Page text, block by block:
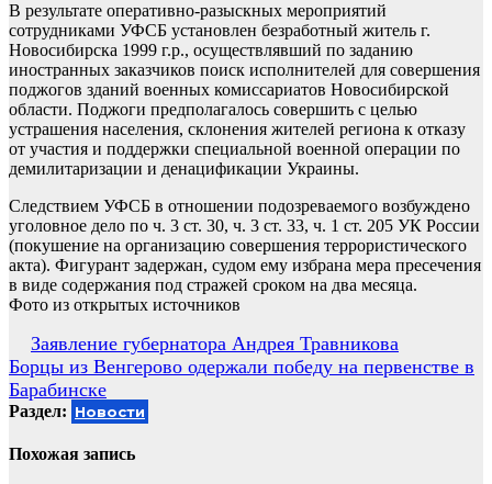
В результате оперативно-разыскных мероприятий
сотрудниками УФСБ установлен безработный житель г.
Новосибирска 1999 г.р., осуществлявший по заданию
иностранных заказчиков поиск исполнителей для совершения
поджогов зданий военных комиссариатов Новосибирской
области. Поджоги предполагалось совершить с целью
устрашения населения, склонения жителей региона к отказу
от участия и поддержки специальной военной операции по
демилитаризации и денацификации Украины.
Следствием УФСБ в отношении подозреваемого возбуждено
уголовное дело по ч. 3 ст. 30, ч. 3 ст. 33, ч. 1 ст. 205 УК России
(покушение на организацию совершения террористического
акта). Фигурант задержан, судом ему избрана мера пресечения
в виде содержания под стражей сроком на два месяца.
Фото из открытых источников
Навигация
по
записям
Заявление губернатора Андрея Травникова
Борцы из Венгерово одержали победу на первенстве в
Барабинске
Раздел: Новости
Похожая запись